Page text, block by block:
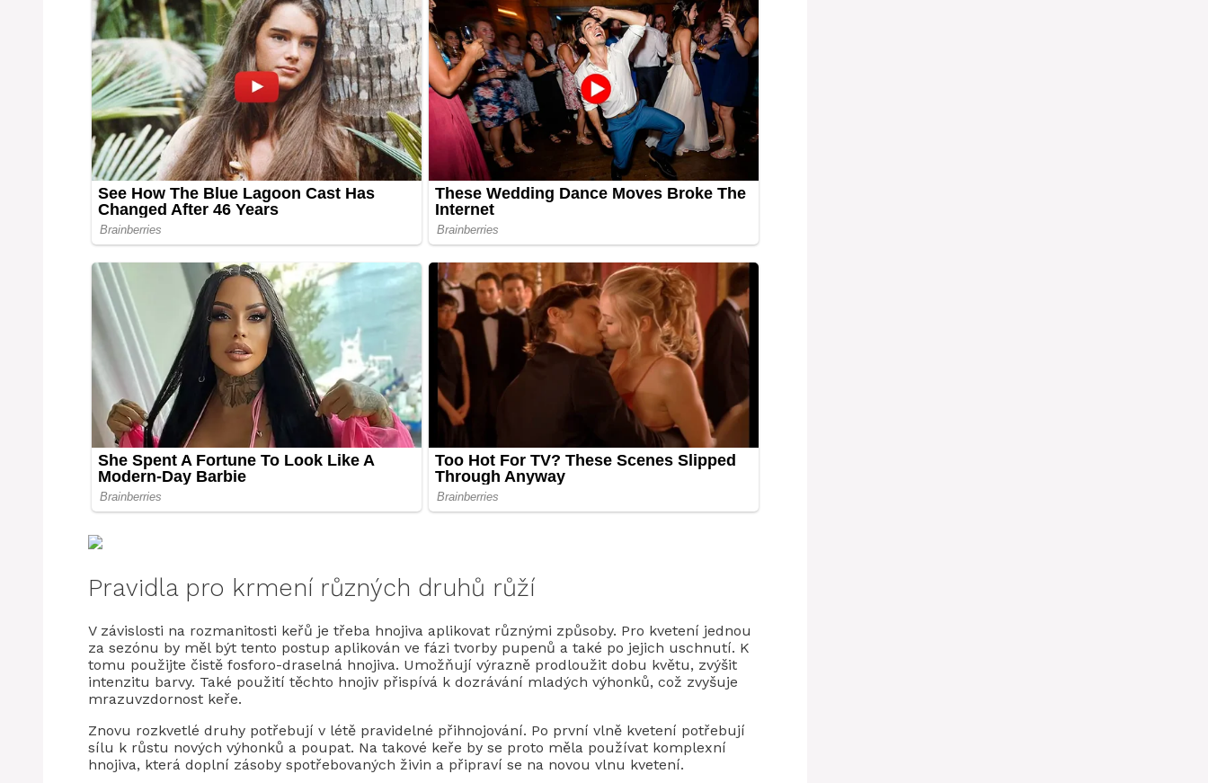
Pravidla pro krmení různých druhů růží
V závislosti na rozmanitosti keřů je třeba hnojiva aplikovat různými způsoby. Pro kvetení jednou
za sezónu by měl být tento postup aplikován ve fázi tvorby pupenů a také po jejich uschnutí. K
tomu použijte čistě fosforo-draselná hnojiva. Umožňují výrazně prodloužit dobu květu, zvýšit
intenzitu barvy. Také použití těchto hnojiv přispívá k dozrávání mladých výhonků, což zvyšuje
mrazuvzdornost keře.
Znovu rozkvetlé druhy potřebují v létě pravidelné přihnojování. Po první vlně kvetení potřebují
sílu k růstu nových výhonků a poupat. Na takové keře by se proto měla používat komplexní
hnojiva, která doplní zásoby spotřebovaných živin a připraví se na novou vlnu kvetení.